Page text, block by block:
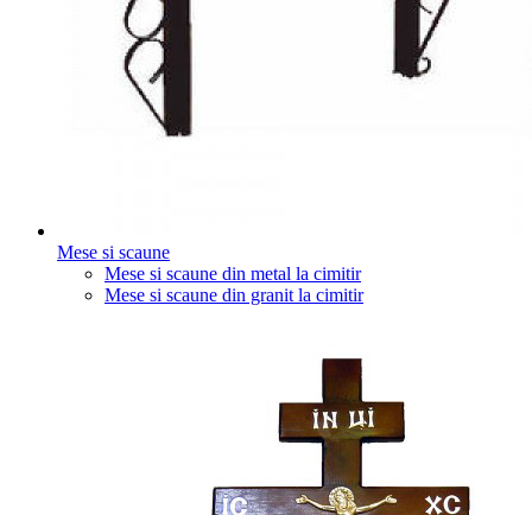
Mese si scaune
Mese si scaune din metal la cimitir
Mese si scaune din granit la cimitir